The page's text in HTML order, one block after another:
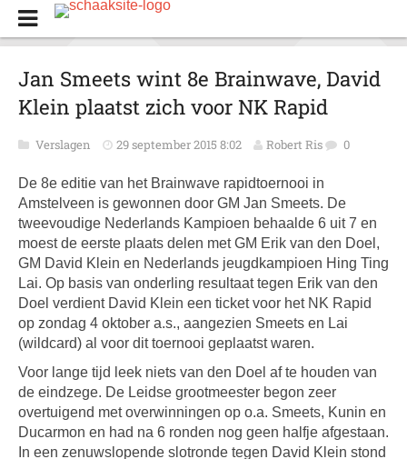
Jan Smeets wint 8e Brainwave, David
Klein plaatst zich voor NK Rapid
Verslagen 29 september 2015 8:02 Robert Ris 0
De 8e editie van het Brainwave rapidtoernooi in
Amstelveen is gewonnen door GM Jan Smeets. De
tweevoudige Nederlands Kampioen behaalde 6 uit 7 en
moest de eerste plaats delen met GM Erik van den Doel,
GM David Klein en Nederlands jeugdkampioen Hing Ting
Lai. Op basis van onderling resultaat tegen Erik van den
Doel verdient David Klein een ticket voor het NK Rapid
op zondag 4 oktober a.s., aangezien Smeets en Lai
(wildcard) al voor dit toernooi geplaatst waren.
Voor lange tijd leek niets van den Doel af te houden van
de eindzege. De Leidse grootmeester begon zeer
overtuigend met overwinningen op o.a. Smeets, Kunin en
Ducarmon en had na 6 ronden nog geen halfje afgestaan.
In een zenuwslopende slotronde tegen David Klein stond